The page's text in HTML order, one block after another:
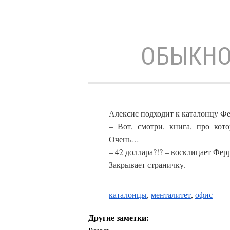
Алексис подходит к каталонцу
– Вот, смотри, книга, про
Очень…
– 42 доллара?!? – восклицает
Закрывает страничку.
каталонцы, менталитет, офис
Другие заметки: